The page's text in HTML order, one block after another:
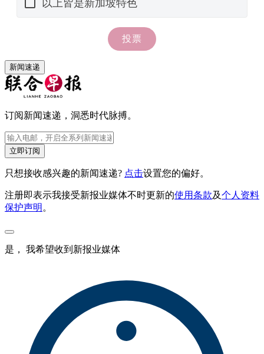
新闻速递
订阅新闻速递，洞悉时代脉搏。
立即订阅
只想接收感兴趣的新闻速递? 点击设置您的偏好。
注册即表示我接受新报业媒体不时更新的使用条款及个人资料
保护声明 。
是， 我希望收到新报业媒体